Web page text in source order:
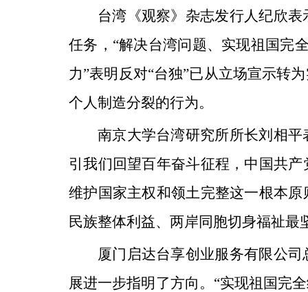
台湾《观察》杂志发行人纪欣
任务，“解决台湾问题、实现祖国完
力”表明反对“台独”已从立场宣示转
个人制造分裂的行为。
南京大学台湾研究所所长刘相
引我们回望百年奋斗征程，中国共
维护国家主权和领土完整这一根本
民族整体利益、两岸同胞切身福祉最
厦门启达台享创业服务有限公
展进一步指明了方向。“实现祖国完